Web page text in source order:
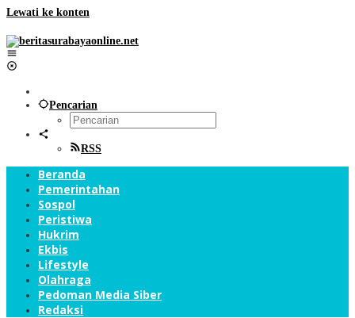
Lewati ke konten
Pencarian
RSS
Beranda
Pemerintahan
Sospol
Peristiwa
Hukrim
Ekbis
Lifestyle
Olahraga
Pedoman Media Siber
Redaksi